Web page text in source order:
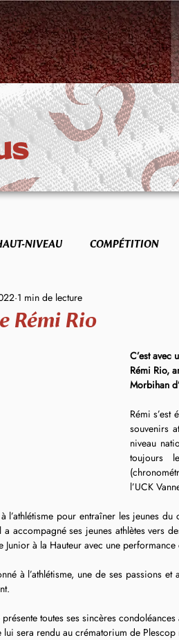
NIVEAU COMPÉTITION
Rémi Rio
1 min de lecture
C’est avec
Rémi Rio,
Morbihan
Rémi
souvenirs
niveau
toujours
l’UCK
a accompagné ses jeunes athlètes vers
Junior à la Hauteur avec une
à l’athlétisme, une de ses passions
toutes ses sincères
sera rendu au crématorium de Plescop